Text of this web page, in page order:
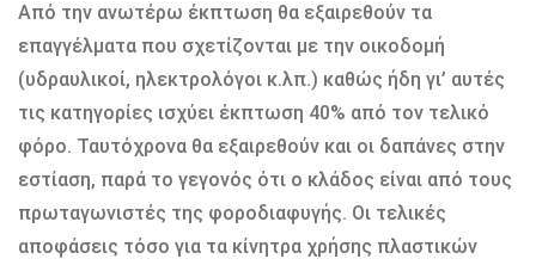
Από την ανωτέρω έκπτωση θα εξαιρεθούν τα
επαγγέλματα που σχετίζονται με την οικοδομή
(υδραυλικοί, ηλεκτρολόγοι κ.λπ.) καθώς ήδη γι’ αυτές
τις κατηγορίες ισχύει έκπτωση 40% από τον τελικό
φόρο. Ταυτόχρονα θα εξαιρεθούν και οι δαπάνες στην
εστίαση, παρά το γεγονός ότι ο κλάδος είναι από τους
πρωταγωνιστές της φοροδιαφυγής. Οι τελικές
αποφάσεις τόσο για τα κίνητρα χρήσης πλαστικών